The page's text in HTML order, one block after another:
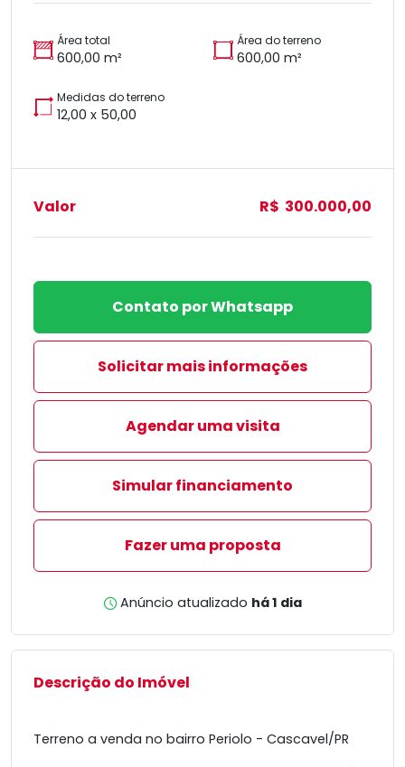
Área total
600,00 m²
Área do terreno
600,00 m²
Medidas do terreno
12,00 x 50,00
Valor R$ 300.000,00
Contato por Whatsapp
Solicitar mais informações
Agendar uma visita
Simular financiamento
Fazer uma proposta
Anúncio atualizado há 1 dia
Descrição do Imóvel
Terreno a venda no bairro Periolo - Cascavel/PR